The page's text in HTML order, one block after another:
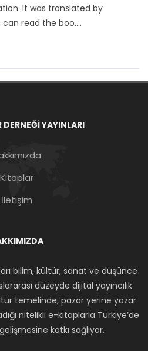
It was translated by
read the boo....
DERNEĞİ YAYINLARI
Kitaplar
İletişim
bilim, kültür, sanat ve düşünce
düzeyde dijital yayıncılık
temelinde, pazar yerine yazar
nitelikli e-kitaplarla Türkiye’de
katkı sağlıyor.